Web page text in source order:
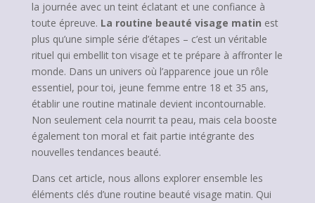
la journée avec un teint éclatant et une confiance à
toute épreuve. La routine beauté visage matin est
plus qu’une simple série d’étapes – c’est un véritable
rituel qui embellit ton visage et te prépare à affronter le
monde. Dans un univers où l’apparence joue un rôle
essentiel, pour toi, jeune femme entre 18 et 35 ans,
établir une routine matinale devient incontournable.
Non seulement cela nourrit ta peau, mais cela booste
également ton moral et fait partie intégrante des
nouvelles tendances beauté.
Dans cet article, nous allons explorer ensemble les
éléments clés d’une routine beauté visage matin. Qui